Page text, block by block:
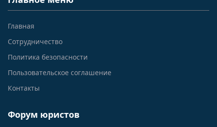
Главная
Сотрудничество
Политика безопасности
Пользовательское соглашение
Контакты
Форум юристов